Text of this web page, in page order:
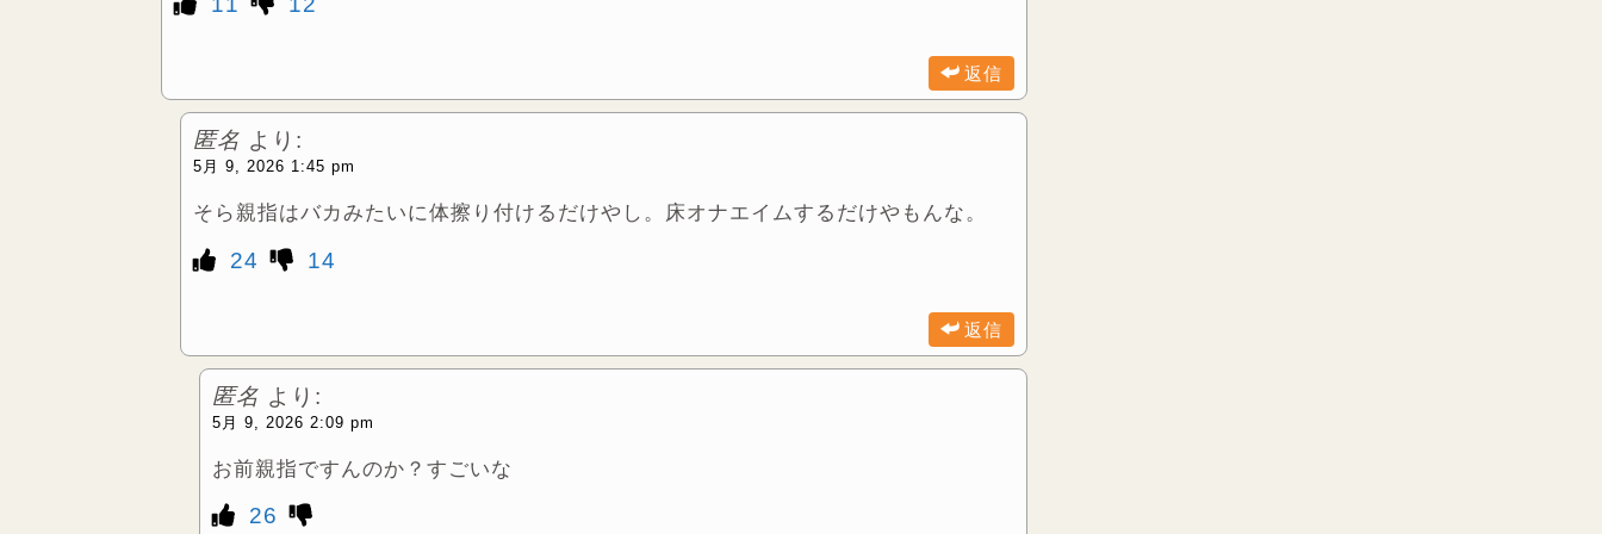
返信
匿名 より:
5月 9, 2026 1:45 pm
そら親指はバカみたいに体擦り付けるだけやし。床オナエイムするだけやもんな。
24 14
返信
匿名 より:
5月 9, 2026 2:09 pm
お前親指ですんのか？すごいな
26